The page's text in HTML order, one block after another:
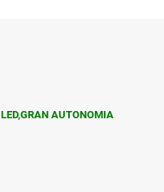
AUTONOMIA